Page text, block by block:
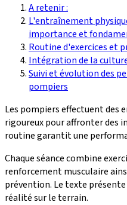
A retenir :
L'entraînement
importance et
Routine d'exercices et
Intégration de la
Suivi et évolution des
pompiers
Les pompiers effectuent des
rigoureux pour affronter des
routine garantit une
Chaque séance combine
renforcement musculaire
prévention. Le texte
réalité sur le terrain.